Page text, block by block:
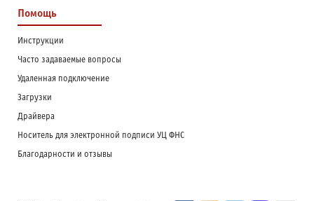
Помощь
Инструкции
Часто задаваемые вопросы
Удаленная подключение
Загрузки
Драйвера
Носитель для электронной подписи УЦ ФНС
Благодарности и отзывы